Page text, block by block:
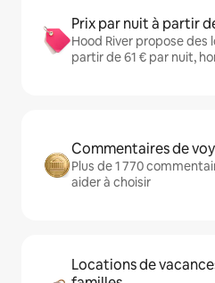
Prix par nuit à partir
Hood River propose des
partir de 61 € par nuit,
Commentaires de
Plus de 1 770
aider à choisir
Locations de